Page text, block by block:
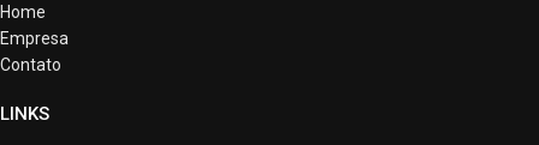
Home
Empresa
Contato
LINKS